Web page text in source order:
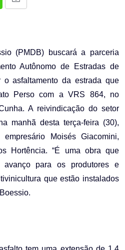
(PMDB) buscará a parceria
Autônomo de Estradas de
o asfaltamento da estrada que
Perso com a VRS 864, no
A reivindicação do setor
manhã desta terça-feira (30),
Moisés Giacomini,
Hortência. “É uma obra que
avanço para os produtores e
que estão instalados